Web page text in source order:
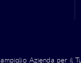
Azienda per il